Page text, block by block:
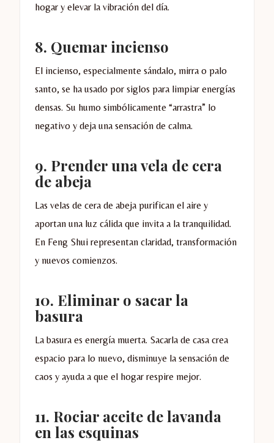
hogar y elevar la vibración del día.
8. Quemar incienso
El incienso, especialmente sándalo, mirra o palo
santo, se ha usado por siglos para limpiar energías
densas. Su humo simbólicamente “arrastra” lo
negativo y deja una sensación de calma.
9. Prender una vela de cera
de abeja
Las velas de cera de abeja purifican el aire y
aportan una luz cálida que invita a la tranquilidad.
En Feng Shui representan claridad, transformación
y nuevos comienzos.
10. Eliminar o sacar la
basura
La basura es energía muerta. Sacarla de casa crea
espacio para lo nuevo, disminuye la sensación de
caos y ayuda a que el hogar respire mejor.
11. Rociar aceite de lavanda
en las esquinas